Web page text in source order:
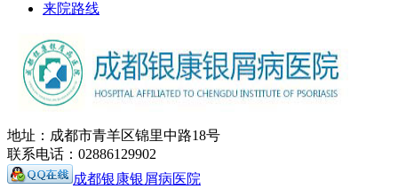
来院路线
地址：成都市青羊区锦里中路18号
联系电话：02886129902
成都银康银屑病医院